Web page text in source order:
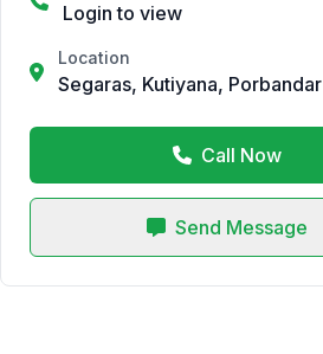
Login to view
Location
Segaras, Kutiyana, Porbandar
Call Now
Send Message